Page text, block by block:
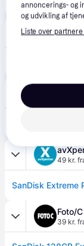
FM
44 kr.
49 kr.
Foto/C
39 kr.
annoncerings- og
og udvikling af
Liste over